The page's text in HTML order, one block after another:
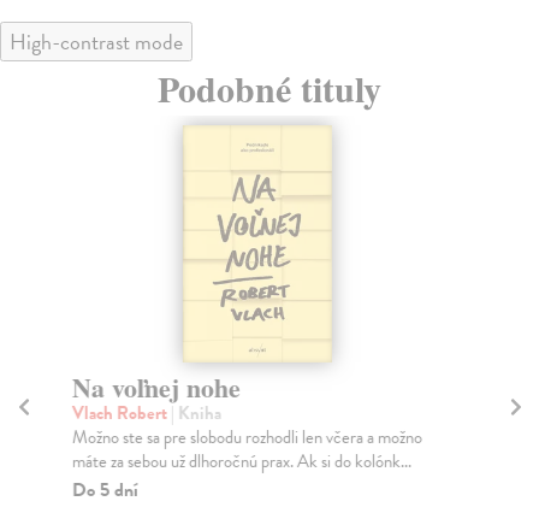
High-contrast mode
Podobné tituly
Na voľnej nohe
Vlach Robert| Kniha
Možno ste sa pre slobodu rozhodli len včera a možno
máte za sebou už dlhoročnú prax. Ak si do kolónk...
Do 5 dní